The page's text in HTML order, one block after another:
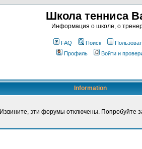
Школа тенниса
Информация о школе, о
FAQ Поиск
Профиль
Войти и
Information
Извините, эти форумы отключены. Попробуйте